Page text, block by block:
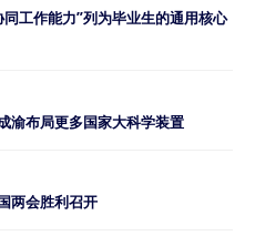
工作能力”列为毕业生的通用核心
渝布局更多国家大科学装置
两会胜利召开